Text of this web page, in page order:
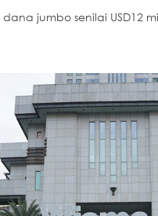
jumbo senilai USD12